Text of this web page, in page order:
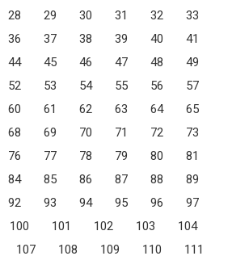
28 29 30 31 32
33
36 37 38 39 40
41
44 45 46 47 48
49
52 53 54 55 56
57
60 61 62 63 64
65
68 69 70 71 72
73
76 77 78 79 80
81
84 85 86 87 88
89
92 93 94 95 96
97
100 101 102 103
104
107 108 109 110 111